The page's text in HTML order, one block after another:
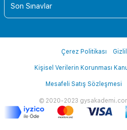
Son Sınavlar
© 2020-2023
Çerez Politikası
Kişisel Verilerin Korunması
Mesafeli Satış Sözleşmesi